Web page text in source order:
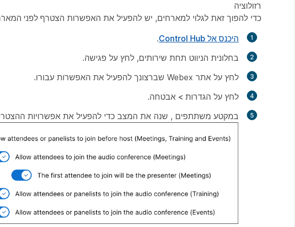
רזולוציה
כדי להפוך זאת לגלוי למארחים, יש להפעיל את האפשרות הצטרף לפני
היכנס אל Control Hub
.
בחלונית הניווט תחת שירותים, לחץ על פגישה.
לחץ על אתר Webex שברצונך להפעיל את האפשרות עבורו.
לחץ על הגדרות > אבטחה.
במקטע משתתפים , שנה את המצב כדי להפעיל את אפשרויות